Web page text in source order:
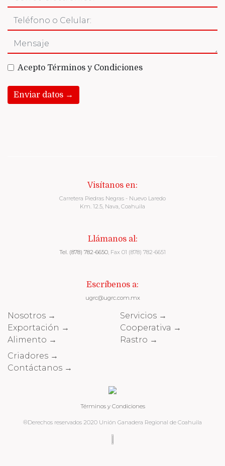
Acepto Términos y Condiciones
Enviar datos →
Visítanos en:
Carretera Piedras Negras - Nuevo Laredo
Km. 12.5, Nava, Coahuila
Llámanos al:
Tel. (878) 782-6650, Fax 01 (878) 782-6651
Escríbenos a:
ugrc@ugrc.com.mx
Nosotros →
Exportación →
Alimento →
Servicios →
Cooperativa →
Rastro →
Criadores →
Contáctanos →
Términos y Condiciones
®Derechos reservados 2020 Unión Ganadera Regional de Coahuila